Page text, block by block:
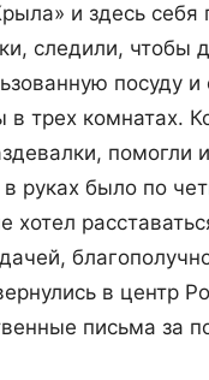
и здесь себя
следили, чтобы
посуду и
трех комнатах.
помогли
руках было по
хотел
в центр
письма за